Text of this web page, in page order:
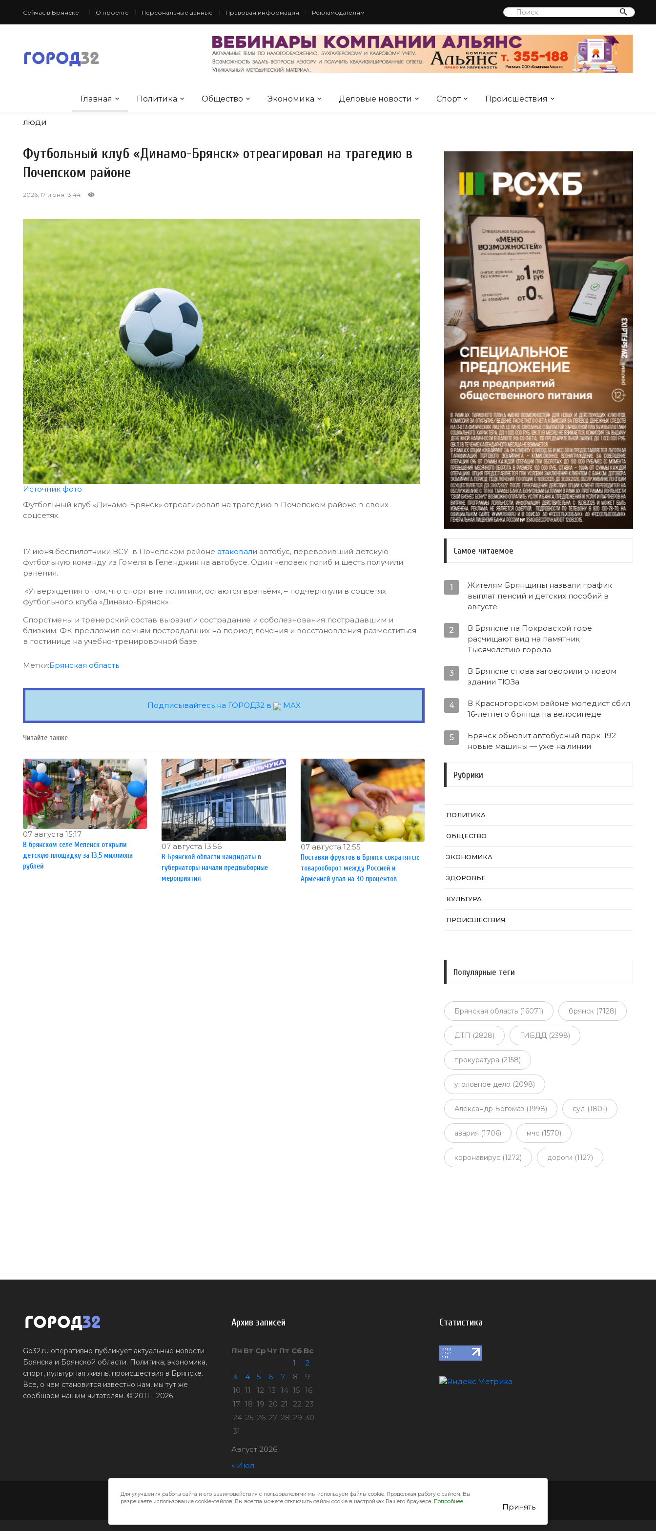
Сейчас в Брянске О проекте Персональные данные Правовая информация Рекламодателям
Главная Политика Общество Экономика Деловые новости Спорт Происшествия
ЛЮДИ
Футбольный клуб «Динамо-Брянск» отреагировал на трагедию в
Почепском районе
2026, 17 июня 13:44
Источник фото
Футбольный клуб «Динамо-Брянск» отреагировал на трагедию в Почепском районе в своих
соцсетях.
17 июня беспилотники ВСУ в Почепском районе атаковали автобус, перевозивший детскую
футбольную команду из Гомеля в Геленджик на автобусе. Один человек погиб и шесть получили
ранения.
«Утверждения о том, что спорт вне политики, остаются враньём», – подчеркнули в соцсетях
футбольного клуба «Динамо-Брянск».
Спорстмены и тренерский состав выразили сострадание и соболезнования пострадавшим и
близким. ФК предложил семьям пострадавших на период лечения и восстановления разместиться
в гостинице на учебно-тренировочной базе.
Метки:Брянская область
Подписывайтесь на ГОРОД32 в MAX
Читайте также
07 августа 15:17
В брянском селе Меленск открыли
детскую площадку за 13,5 миллиона
рублей
07 августа 13:56
В Брянской области кандидаты в
губернаторы начали предвыборные
мероприятия
07 августа 12:55
Поставки фруктов в Брянск сократятся:
товарооборот между Россией и
Арменией упал на 30 процентов
Самое читаемое
1
Жителям Брянщины назвали график
выплат пенсий и детских пособий в
августе
2
В Брянске на Покровской горе
расчищают вид на памятник
Тысячелетию города
3
В Брянске снова заговорили о новом
здании ТЮЗа
4
В Красногорском районе мопедист сбил
16-летнего брянца на велосипеде
5
Брянск обновит автобусный парк: 192
новые машины — уже на линии
Рубрики
ПОЛИТИКА
ОБЩЕСТВО
ЭКОНОМИКА
ЗДОРОВЬЕ
КУЛЬТУРА
ПРОИСШЕСТВИЯ
Популярные теги
Брянская область (16071) брянск (7128)
ДТП (2828) ГИБДД (2398)
прокуратура (2158)
уголовное дело (2098)
Александр Богомаз (1998) суд (1801)
авария (1706) мчс (1570)
коронавирус (1272) дороги (1127)
Go32.ru оперативно публикует актуальные новости
Брянска и Брянской области. Политика, экономика,
спорт, культурная жизнь, происшествия в Брянске.
Все, о чем становится известно нам, мы тут же
сообщаем нашим читателям. © 2011—2026
Архив записей
Август 2026
Пн Вт Ср Чт Пт Сб Вс
1
2
3
4 5 6 7 8
9
10 11 12 13 14 15 16
17 18 19 20 21 22 23
24 25 26 27 28 29 30
31
« Июл
Статистика
Город32 © 2026
Для улучшения работы сайта и его взаимодействия с пользователями мы используем файлы cookie. Продолжая работу с сайтом, Вы
разрешаете использование cookie-файлов. Вы всегда можете отключить файлы cookie в настройках Вашего браузера. Подробнее.
Принять